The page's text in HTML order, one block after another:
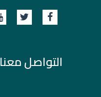
التواصل معنا